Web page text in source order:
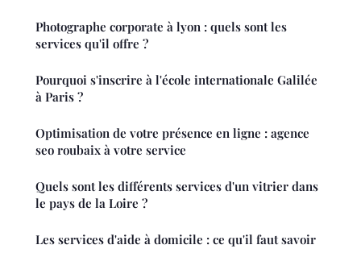
Photographe corporate à lyon : quels sont les
services qu'il offre ?
Pourquoi s'inscrire à l'école internationale Galilée
à Paris ?
Optimisation de votre présence en ligne : agence
seo roubaix à votre service
Quels sont les différents services d'un vitrier dans
le pays de la Loire ?
Les services d'aide à domicile : ce qu'il faut savoir